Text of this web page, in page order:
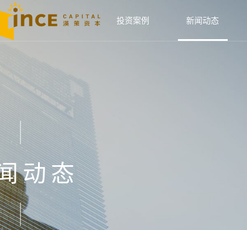
投资案例 新闻动态
动态